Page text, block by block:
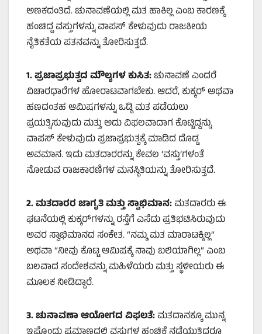
ಅಣಕದಂತಿದೆ. ಚುನಾವಣೆಯಲ್ಲಿ ಮತ ಹಾಕಿಲ್ಲ ಎಂಬ ಕಾರಣಕ್ಕೆ
ಹಂಚಿದ್ದ ವಸ್ತುಗಳನ್ನು ವಾಪಸ್ ಕೇಳುವುದು ರಾಜಕೀಯ
ನೈತಿಕತೆಯ ಪತನವನ್ನು ತೋರಿಸುತ್ತದೆ.
1.ಪ್ರಜಾಪ್ರಭುತ್ವದ ಮೌಲ್ಯಗಳ ಕುಸಿತ:ಚುನಾವಣೆ ಎಂದರೆ
ವಿಚಾರಧಾರೆಗಳ ಹೋರಾಟವಾಗಬೇಕು. ಆದರೆ, ಕುಕ್ಕರ್ ಅಥವಾ
ಹಣದಂತಹ ಆಮಿಷಗಳನ್ನು ಒಡ್ಡಿ ಮತ ಪಡೆಯಲು
ಪ್ರಯತ್ನಿಸುವುದು ಮತ್ತು ಅದು ವಿಫಲವಾದಾಗ ಕೊಟ್ಟಿದ್ದನ್ನು
ವಾಪಸ್ ಕೇಳುವುದು ಪ್ರಜಾಪ್ರಭುತ್ವಕ್ಕೆ ಮಾಡಿದ ದೊಡ್ಡ
ಅವಮಾನ. ಇದು ಮತದಾರರನ್ನು ಕೇವಲ ‘ವಸ್ತು’ಗಳಂತೆ
ನೋಡುವ ರಾಜಕಾರಣಿಗಳ ಮನಸ್ಥಿತಿಯನ್ನು ತೋರಿಸುತ್ತದೆ.
2.ಮತದಾರರ ಜಾಗೃತಿ ಮತ್ತು ಸ್ವಾಭಿಮಾನ:ಮತದಾರರು ಈ
ಘಟನೆಯಲ್ಲಿ ಕುಕ್ಕರ್‌ಗಳನ್ನು ರಸ್ತೆಗೆ ಎಸೆದು ಪ್ರತಿಭಟಿಸಿರುವುದು
ಅವರ ಸ್ವಾಭಿಮಾನದ ಸಂಕೇತ. “ನಮ್ಮ ಮತ ಮಾರಾಟಕ್ಕಿಲ್ಲ”
ಅಥವಾ “ನೀವು ಕೊಟ್ಟ ಆಮಿಷಕ್ಕೆ ನಾವು ಬಲಿಯಾಗಿಲ್ಲ” ಎಂಬ
ಬಲವಾದ ಸಂದೇಶವನ್ನು ಮಹಿಳೆಯರು ಮತ್ತು ಸ್ಥಳೀಯರು ಈ
ಮೂಲಕ ನೀಡಿದ್ದಾರೆ.
3.ಚುನಾವಣಾ ಆಯೋಗದ ವಿಫಲತೆ:ಮತದಾನಕ್ಕೂ ಮುನ್ನ